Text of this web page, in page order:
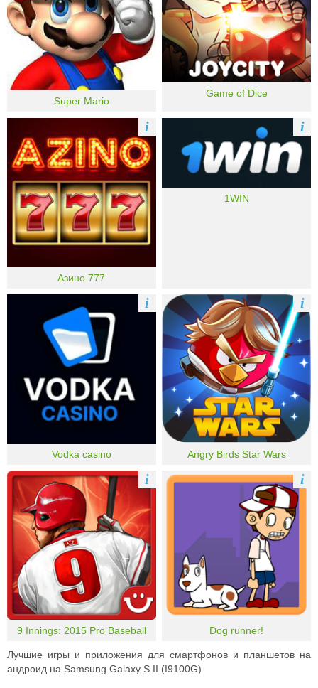
Super Mario
Game of Dice
Азино 777
i
1WIN
i
Vodka casino
i
Angry Birds Star Wars
i
9 Innings: 2015 Pro Baseball
i
Dog runner!
i
Лучшие игры и приложения для смартфонов и планшетов на
андроид на Samsung Galaxy S II (I9100G)